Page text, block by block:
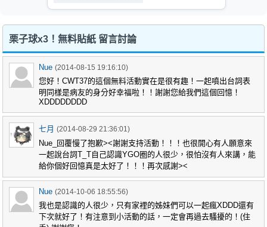
栗子球x3！無料貼紙 留言討論
Nue (2014-08-15 19:16:10)
您好！CWT37的這個無料活動實在是很有趣！一起噴出台詞表
明同樣是病友的身分好幸福啦！！謝謝您給我們這個回憶！
XDDDDDDDD
七月 (2014-08-29 21:36:01)
Nue_回覆慢了抱歉><謝謝支持活動！！！也很開心有人願意來
一起說台詞T_T自己認識YGO圈的人很少，很怕沒有人來講，能
給你個好回憶真是太好了！！！再次感謝><
Nue (2014-10-06 18:55:56)
我也是認識的人很少，只有家裡的姊妹們可以一起瘋XDDD還有
下次就好了！有注意到小活動的話，一定會再過去騷擾的！(住